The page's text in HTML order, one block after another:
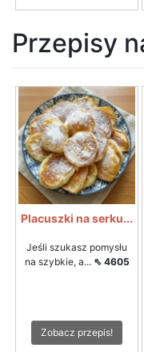
Przepisy
Placuszki na serku...
Jeśli szukasz pomysłu
na szybkie, a... ⇖ 4605
Zobacz przepis!